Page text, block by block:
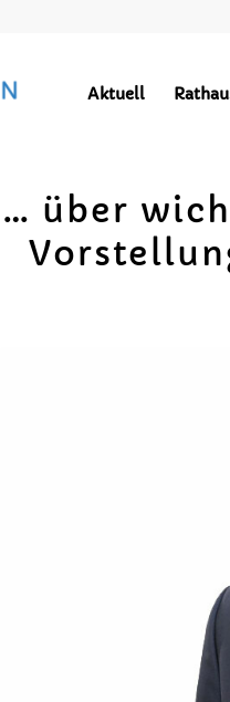
Aktuell
… über